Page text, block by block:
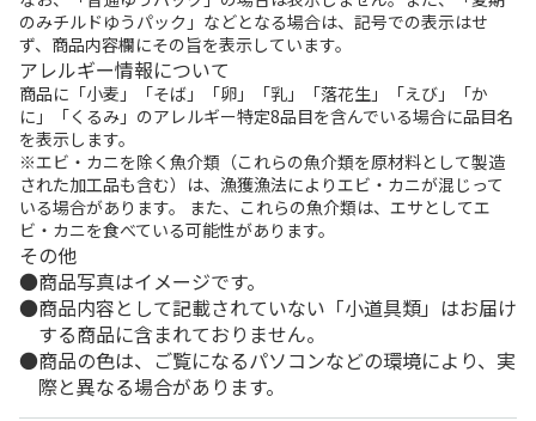
のみチルドゆうパック」などとなる場合は、記号での表示はせ
ず、商品内容欄にその旨を表示しています。
アレルギー情報について
商品に「小麦」「そば」「卵」「乳」「落花生」「えび」「か
に」「くるみ」のアレルギー特定8品目を含んでいる場合に品目名
を表示します。
※エビ・カニを除く魚介類（これらの魚介類を原材料として製造
された加工品も含む）は、漁獲漁法によりエビ・カニが混じって
いる場合があります。 また、これらの魚介類は、エサとしてエ
ビ・カニを食べている可能性があります。
その他
商品写真はイメージです。
商品内容として記載されていない「小道具類」はお届け
する商品に含まれておりません。
商品の色は、ご覧になるパソコンなどの環境により、実
際と異なる場合があります。